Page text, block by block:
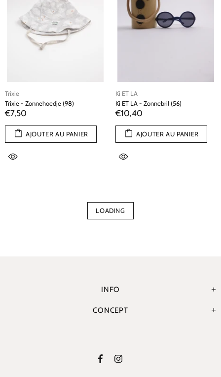
Trixie
Trixie - Zonnehoedje (98)
€7,50
AJOUTER AU PANIER
Ki ET LA
Ki ET LA - Zonnebril (56)
€10,40
AJOUTER AU PANIER
LOADING
INFO
CONCEPT